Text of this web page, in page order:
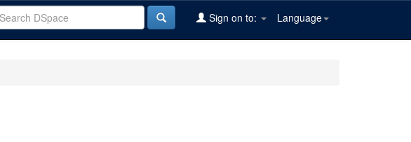
Language
Sign on to: